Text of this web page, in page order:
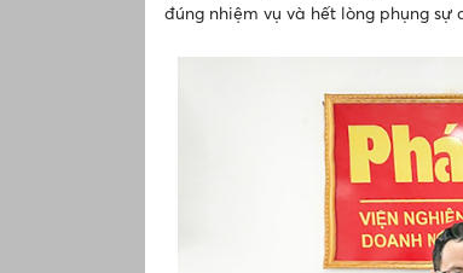
đúng nhiệm vụ và hết lòng phụng